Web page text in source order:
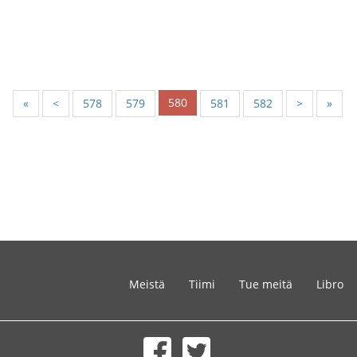
« < 578 579 580 581 582 > »
Meistä Tiimi Tue meitä Libro